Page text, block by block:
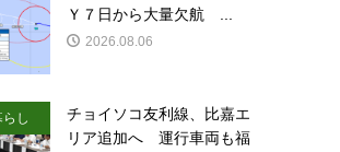
Ｙ７日から大量欠航 ...
2026.08.06
し
チョイソコ友利線、比嘉エ
リア追加へ 運行車両も福